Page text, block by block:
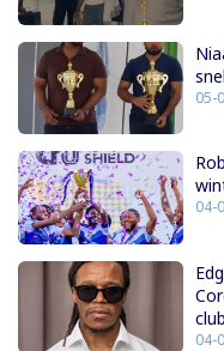
05-
04-
04-